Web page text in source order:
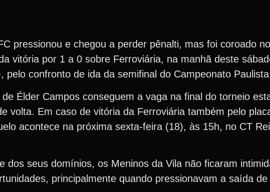
pressionou e chegou a perder pênalti, mas foi coroado
vitória por 1 a 0 sobre Ferroviária, na manhã deste
pelo confronto de ida da semifinal do Campeonato
Élder Campos conseguem a vaga na final do torneio
volta. Em caso de vitória da Ferroviária também pelo
acontece na próxima sexta-feira (18), às 15h, no CT
dos seus domínios, os Meninos da Vila não ficaram
principalmente quando pressionavam a saída